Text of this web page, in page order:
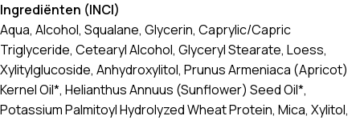
Ingrediënten (INCI)
Aqua, Alcohol, Squalane, Glycerin, Caprylic/Capric
Triglyceride, Cetearyl Alcohol, Glyceryl Stearate, Loess,
Xylitylglucoside, Anhydroxylitol, Prunus Armeniaca (Apricot)
Kernel Oil*, Helianthus Annuus (Sunflower) Seed Oil*,
Potassium Palmitoyl Hydrolyzed Wheat Protein, Mica, Xylitol,